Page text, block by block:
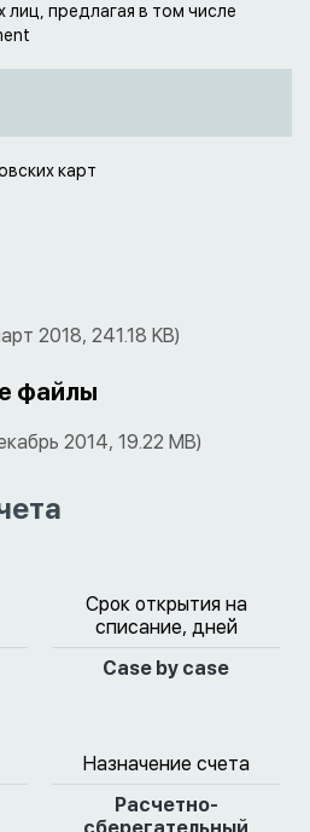
лиц, предлагая в том числе
карт
2018, 241.18 KB)
файлы
2014, 19.22 MB)
Срок открытия на
списание, дней
Case by case
Назначение счета
Расчетно-